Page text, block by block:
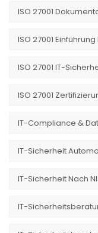
ISO 27001
ISO 27001
ISO 27001 IT-
ISO 27001
IT-Compliance &
IT-Sicherheit
IT-Sicherheit Nach
IT-